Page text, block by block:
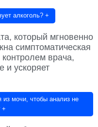
алкоголь? +
который мгновенно
симптоматическая
врача,
и ускоряет
из мочи, чтобы анализ не
+